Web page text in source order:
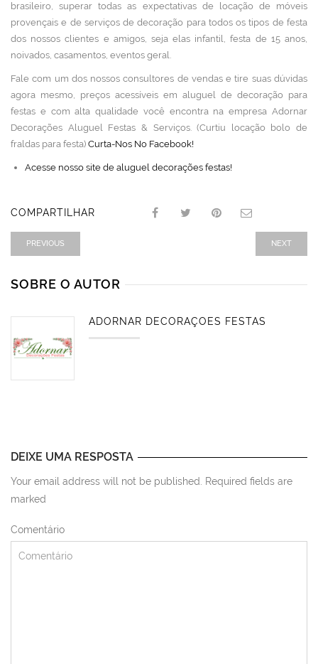
brasileiro, superar todas as expectativas de locação de móveis
provençais e de serviços de decoração para todos os tipos de festa
dos nossos clientes e amigos, seja elas infantil, festa de 15 anos,
noivados, casamentos, eventos geral.
Fale com um dos nossos consultores de vendas e tire suas dúvidas
agora mesmo, preços acessíveis em aluguel de decoração para
festas e com alta qualidade você encontra na empresa Adornar
Decorações Aluguel Festas & Serviços. (Curtiu locação bolo de
fraldas para festa) Curta-Nos No Facebook!
Acesse nosso site de aluguel decorações festas!
COMPARTILHAR
PREVIOUS NEXT
SOBRE O AUTOR
ADORNAR DECORAÇÕES FESTAS
DEIXE UMA RESPOSTA
Your email address will not be published. Required fields are
marked
Comentário